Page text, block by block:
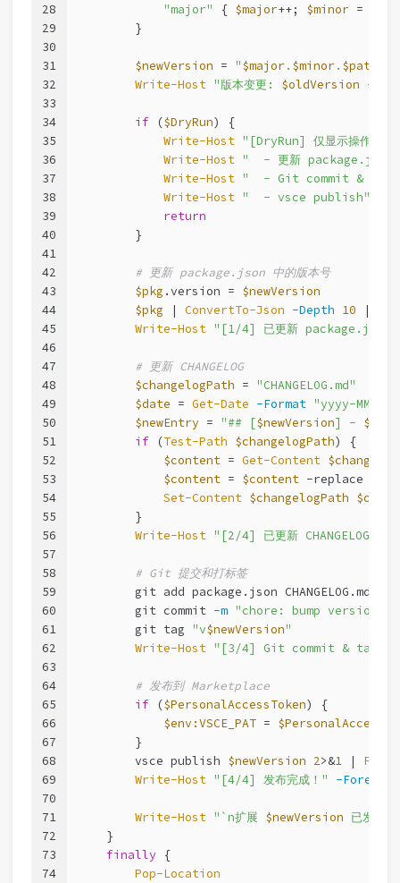
28
29
30
31
32
33
34
35
36
37
38
39
40
41
42
43
44
45
46
47
48
49
50
51
52
53
54
55
56
57
58
59
60
61
62
63
64
65
66
67
68
69
70
71
72
73
74
"major" { $major++; $minor =
        }
$newVersion = "$major . $minor . $patch
Write-Host "版本变更: $oldVersion ->
if ($DryRun) {
Write-Host "[DryRun] 仅显示操作，不
Write-Host "  - 更新 package.json
Write-Host "  - Git commit & tag
Write-Host "  - vsce publish"
return
        }
# 更新 package.json 中的版本号
$pkg .version = $newVersion
$pkg | ConvertTo-Json -Depth 10 |
Write-Host "[1/4] 已更新 package.json"
# 更新 CHANGELOG
$changelogPath = "CHANGELOG.md"
$date = Get-Date -Format "yyyy-MM-dd"
$newEntry = "## [$newVersion] - $date
if (Test-Path $changelogPath) {
$content = Get-Content
$content = $content -replace
Set-Content $changelogPath
        }
Write-Host "[2/4] 已更新 CHANGELOG.md"
# Git 提交和打标签
        git add package.json CHANGELOG.md
        git commit
-m "chore: bump version
        git tag
"v$newVersion"
Write-Host "[3/4] Git commit & tag 完
# 发布到 Marketplace
if ($PersonalAccessToken) {
$env:VSCE_PAT =
        }
        vsce publish
$newVersion 2>&1 |
Write-Host "[4/4] 发布完成！" -
Write-Host "`n扩展 $newVersion 已发布
    }
finally {
Pop-Location